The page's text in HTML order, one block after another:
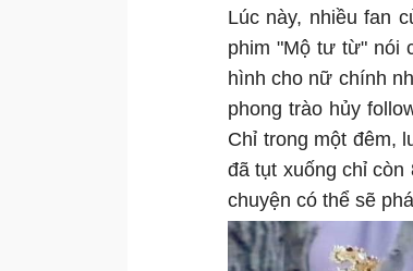
Lúc này, nhiều fan
phim "Mộ tư từ" nói
hình cho nữ chính
phong trào hủy
Chỉ trong một đêm,
đã tụt xuống chỉ còn
chuyện có thể sẽ